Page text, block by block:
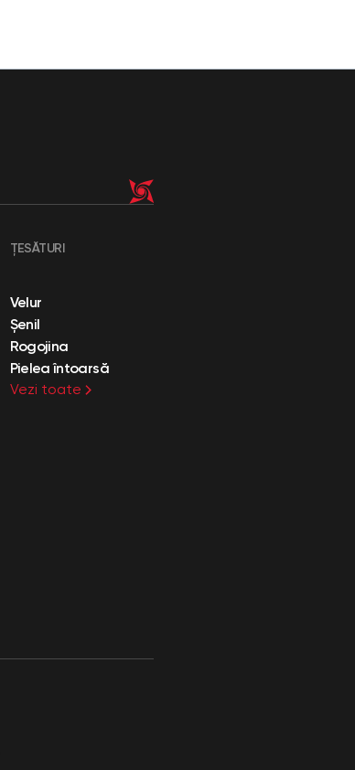
ȚESĂTURI
Velur
Șenil
Rogojina
Pielea întoarsă
Vezi toate